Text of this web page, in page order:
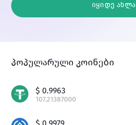
იყიდე ახლა
პოპულარული კოინები
$ 0.9963
107.21387000